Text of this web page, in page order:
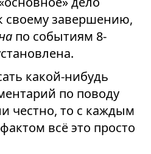
своему завершению,
по событиям 8-
какой-нибудь
по поводу
честно, то с каждым
всё это просто